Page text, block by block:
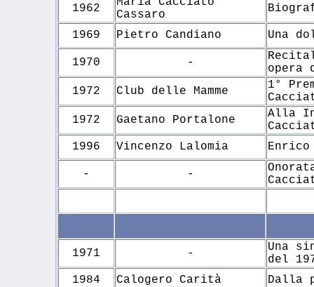
1962
Cassaro
1969 Pietro Candiano Una
1970 -
opera
1972
Club delle Mamme
1°
1972
Gaetano Portalone
Alla
1996
Vincenzo Lalomia Enrico
- -
1971 -
Una
del
1984
Calogero Carità
Dalla